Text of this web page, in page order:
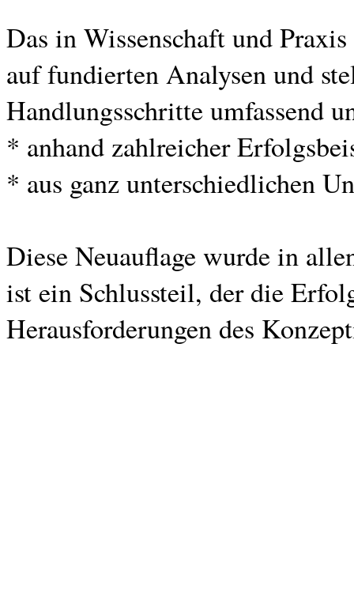
Das in Wissenschaft und
auf fundierten Analysen und
Handlungsschritte umfassend
* anhand zahlreicher
* aus ganz unterschiedlichen
Diese Neuauflage wurde in
ist ein Schlussteil, der die
Herausforderungen des